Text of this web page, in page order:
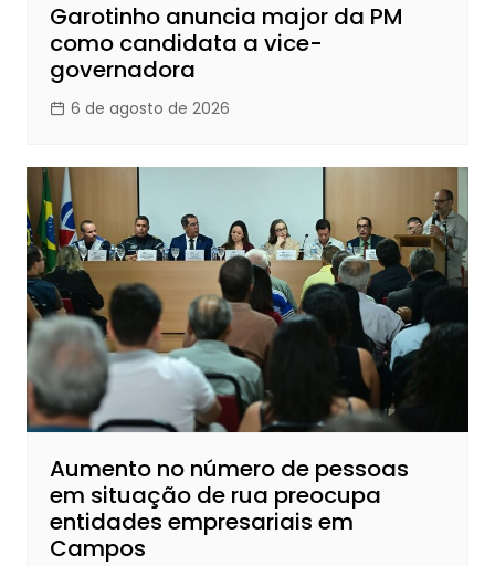
Garotinho anuncia major da PM
como candidata a vice-
governadora
6 de agosto de 2026
Aumento no número de pessoas
em situação de rua preocupa
entidades empresariais em
Campos